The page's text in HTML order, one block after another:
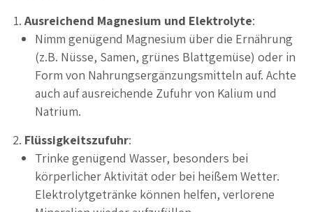
Ausreichend Magnesium und Elektrolyte:
Nimm genügend Magnesium über die Ernährung
(z.B. Nüsse, Samen, grünes Blattgemüse) oder in
Form von Nahrungsergänzungsmitteln auf. Achte
auch auf ausreichende Zufuhr von Kalium und
Natrium.
Flüssigkeitszufuhr:
Trinke genügend Wasser, besonders bei
körperlicher Aktivität oder bei heißem Wetter.
Elektrolytgetränke können helfen, verlorene